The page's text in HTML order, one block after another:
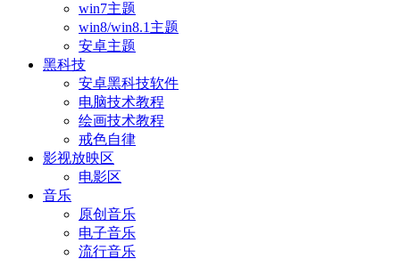
win7主题
win8/win8.1主题
安卓主题
黑科技
安卓黑科技软件
电脑技术教程
绘画技术教程
戒色自律
影视放映区
电影区
音乐
原创音乐
电子音乐
流行音乐